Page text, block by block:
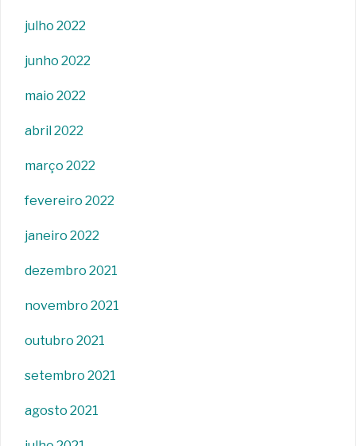
julho 2022
junho 2022
maio 2022
abril 2022
março 2022
fevereiro 2022
janeiro 2022
dezembro 2021
novembro 2021
outubro 2021
setembro 2021
agosto 2021